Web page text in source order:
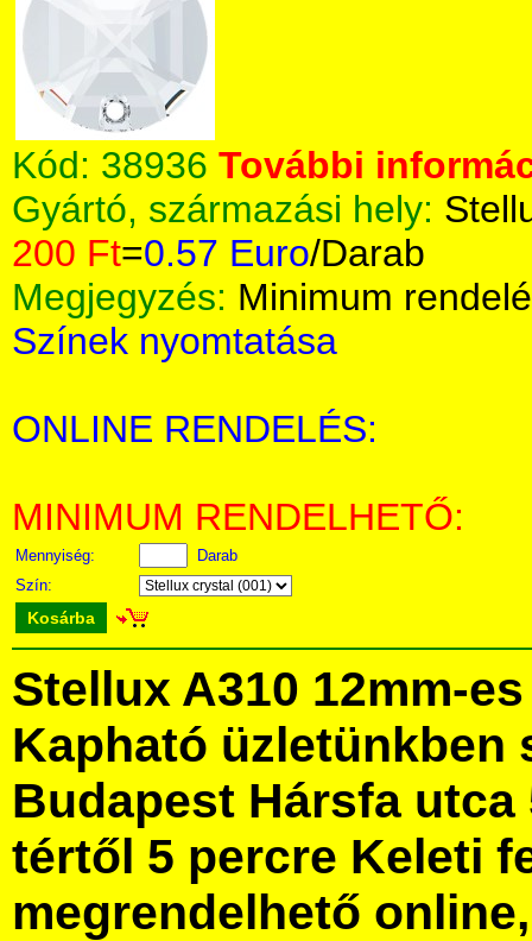
Kód: 38936 További
Gyártó, származási hely:
200 Ft=0.57 Euro/Darab
Megjegyzés: Minimum
Színek nyomtatása
ONLINE RENDELÉS:
MINIMUM RENDELHETŐ:
Mennyiség:
Darab
Szín:
Kosárba
Stellux A310 12mm-
Kapható üzletünkben
Budapest Hársfa utca
tértől 5 percre Keleti
megrendelhető